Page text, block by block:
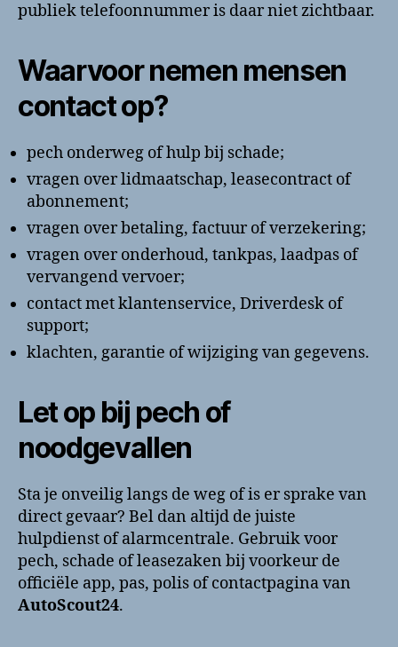
publiek telefoonnummer is daar niet zichtbaar.
Waarvoor nemen mensen
contact op?
pech onderweg of hulp bij schade;
vragen over lidmaatschap, leasecontract of
abonnement;
vragen over betaling, factuur of verzekering;
vragen over onderhoud, tankpas, laadpas of
vervangend vervoer;
contact met klantenservice, Driverdesk of
support;
klachten, garantie of wijziging van gegevens.
Let op bij pech of
noodgevallen
Sta je onveilig langs de weg of is er sprake van
direct gevaar? Bel dan altijd de juiste
hulpdienst of alarmcentrale. Gebruik voor
pech, schade of leasezaken bij voorkeur de
officiële app, pas, polis of contactpagina van
AutoScout24.